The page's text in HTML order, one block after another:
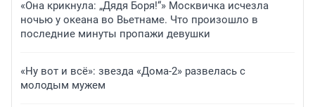
«Она крикнула: „Дядя Боря!“» Москвичка исчезла
ночью у океана во Вьетнаме. Что произошло в
последние минуты пропажи девушки
«Ну вот и всё»: звезда «Дома-2» развелась с
молодым мужем